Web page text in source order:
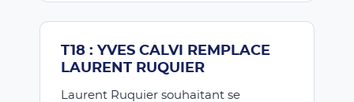
T18 : YVES CALVI REMPLACE
LAURENT RUQUIER
Laurent Ruquier souhaitant se